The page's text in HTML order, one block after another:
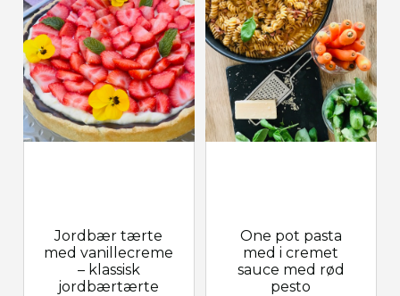
Jordbær tærte
med vanillecreme
– klassisk
jordbærtærte
One pot pasta
med i cremet
sauce med rød
pesto